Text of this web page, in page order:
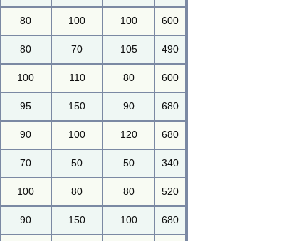
80 100 100 600
80 70 105 490
100 110 80 600
95 150 90 680
90 100 120 680
70 50 50 340
100 80 80 520
90 150 100 680